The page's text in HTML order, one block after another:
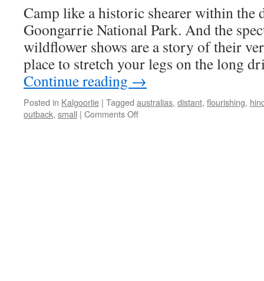
Camp like a historic shearer within the
Goongarrie National Park. And the
wildflower shows are a story of their
place to stretch your legs on the long
Continue reading →
Posted in Kalgoorlie | Tagged australias, distant, flourishing,
outback, small | Comments Offon